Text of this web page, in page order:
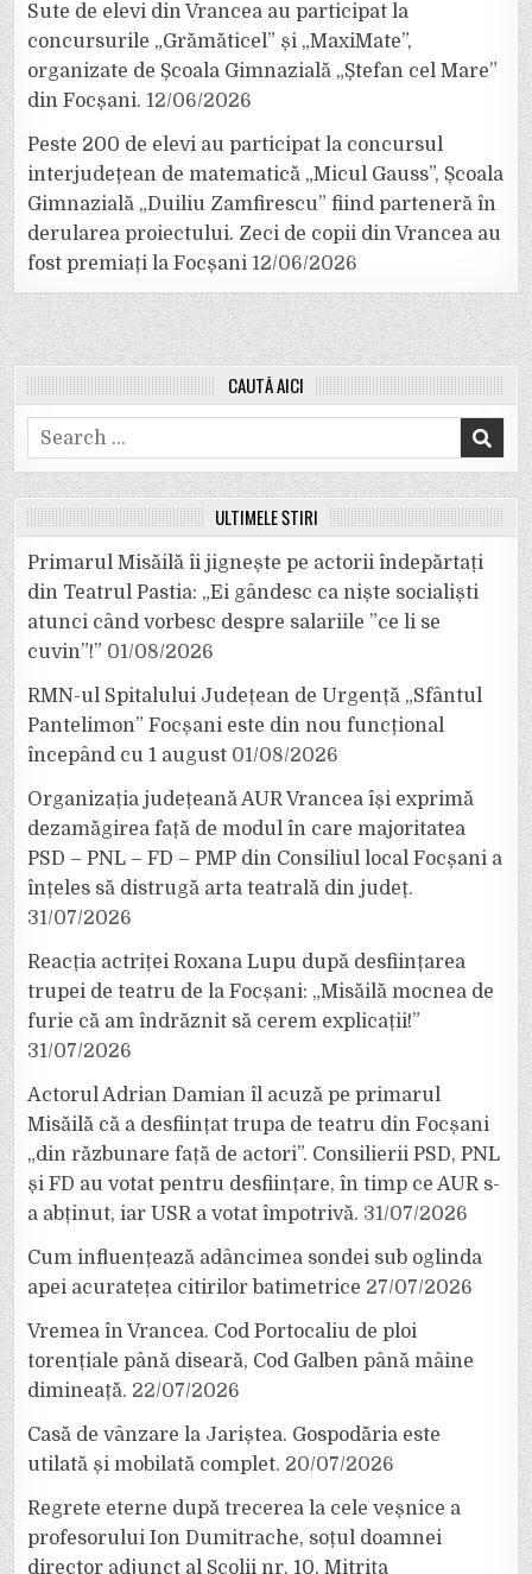
Sute de elevi din Vrancea au participat la
concursurile „Grămăticel” și „MaxiMate”,
organizate de Școala Gimnazială „Ștefan cel Mare”
din Focșani. 12/06/2026
Peste 200 de elevi au participat la concursul
interjudețean de matematică „Micul Gauss”, Școala
Gimnazială „Duiliu Zamfirescu” fiind parteneră în
derularea proiectului. Zeci de copii din Vrancea au
fost premiați la Focșani 12/06/2026
CAUTĂ AICI
Search
for:
ULTIMELE ȘTIRI
Primarul Misăilă îi jignește pe actorii îndepărtați
din Teatrul Pastia: „Ei gândesc ca niște socialiști
atunci când vorbesc despre salariile ”ce li se
cuvin”!” 01/08/2026
RMN-ul Spitalului Județean de Urgență „Sfântul
Pantelimon” Focșani este din nou funcțional
începând cu 1 august 01/08/2026
Organizația județeană AUR Vrancea își exprimă
dezamăgirea față de modul în care majoritatea
PSD – PNL – FD – PMP din Consiliul local Focșani a
înțeles să distrugă arta teatrală din județ.
31/07/2026
Reacția actriței Roxana Lupu după desființarea
trupei de teatru de la Focșani: „Misăilă mocnea de
furie că am îndrăznit să cerem explicații!”
31/07/2026
Actorul Adrian Damian îl acuză pe primarul
Misăilă că a desființat trupa de teatru din Focșani
„din răzbunare față de actori”. Consilierii PSD, PNL
și FD au votat pentru desființare, în timp ce AUR s-
a abținut, iar USR a votat împotrivă. 31/07/2026
Cum influențează adâncimea sondei sub oglinda
apei acuratețea citirilor batimetrice 27/07/2026
Vremea în Vrancea. Cod Portocaliu de ploi
torențiale până diseară, Cod Galben până mâine
dimineață. 22/07/2026
Casă de vânzare la Jariștea. Gospodăria este
utilată și mobilată complet. 20/07/2026
Regrete eterne după trecerea la cele veșnice a
profesorului Ion Dumitrache, soțul doamnei
director adjunct al Școlii nr. 10, Mitrița